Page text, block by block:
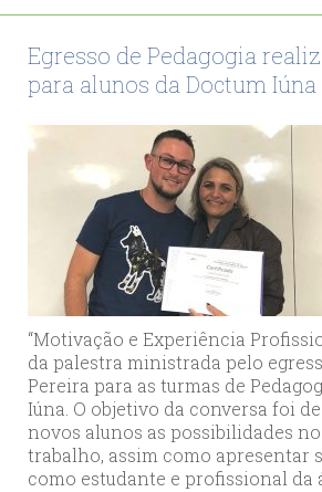
Egresso de Pedagogia
para alunos da Doctum Iúna
“Motivação e Experiência
da palestra ministrada pelo
Pereira para as turmas de
Iúna. O objetivo da conversa foi
novos alunos as possibilidades
trabalho, assim como apresentar
como estudante e profissional da